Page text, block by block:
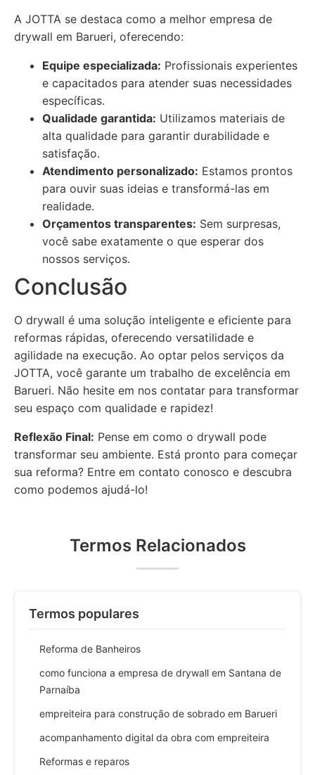
A JOTTA se destaca como a melhor empresa de
drywall em Barueri, oferecendo:
Equipe especializada: Profissionais experientes
e capacitados para atender suas necessidades
específicas.
Qualidade garantida: Utilizamos materiais de
alta qualidade para garantir durabilidade e
satisfação.
Atendimento personalizado: Estamos prontos
para ouvir suas ideias e transformá-las em
realidade.
Orçamentos transparentes: Sem surpresas,
você sabe exatamente o que esperar dos
nossos serviços.
Conclusão
O drywall é uma solução inteligente e eficiente para
reformas rápidas, oferecendo versatilidade e
agilidade na execução. Ao optar pelos serviços da
JOTTA, você garante um trabalho de excelência em
Barueri. Não hesite em nos contatar para transformar
seu espaço com qualidade e rapidez!
Reflexão Final: Pense em como o drywall pode
transformar seu ambiente. Está pronto para começar
sua reforma? Entre em contato conosco e descubra
como podemos ajudá-lo!
Termos Relacionados
Termos populares
Reforma de Banheiros
como funciona a empresa de drywall em Santana de
Parnaíba
empreiteira para construção de sobrado em Barueri
acompanhamento digital da obra com empreiteira
Reformas e reparos